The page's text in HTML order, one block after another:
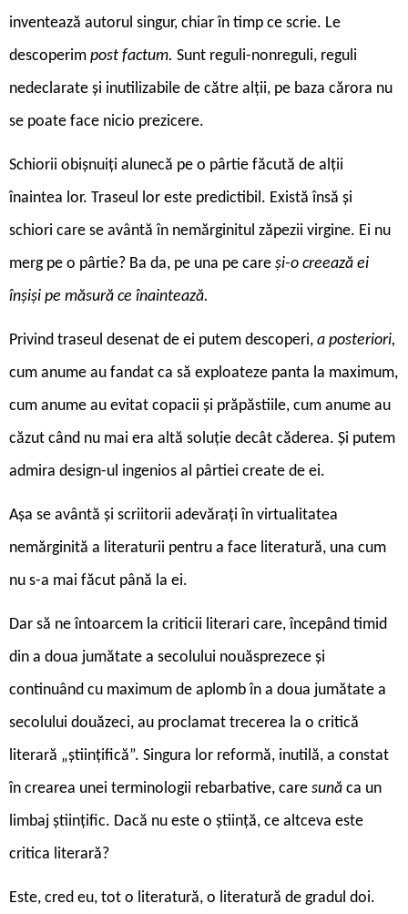
inventează autorul singur, chiar în timp ce scrie. Le
descoperim post factum. Sunt reguli-nonreguli, reguli
nedeclarate și inutilizabile de către alții, pe baza cărora nu
se poate face nicio prezicere.
Schiorii obișnuiți alunecă pe o pârtie făcută de alții
înaintea lor. Traseul lor este predictibil. Există însă și
schiori care se avântă în nemărginitul zăpezii virgine. Ei nu
merg pe o pârtie? Ba da, pe una pe care și-o creează ei
înșiși pe măsură ce înaintează.
Privind traseul desenat de ei putem descoperi, a posteriori,
cum anume au fandat ca să exploateze panta la maximum,
cum anume au evitat copacii și prăpăstiile, cum anume au
căzut când nu mai era altă soluție decât căderea. Și putem
admira design-ul ingenios al pârtiei create de ei.
Așa se avântă și scriitorii adevărați în virtualitatea
nemărginită a literaturii pentru a face literatură, una cum
nu s-a mai făcut până la ei.
Dar să ne întoarcem la criticii literari care, începând timid
din a doua jumătate a secolului nouăsprezece și
continuând cu maximum de aplomb în a doua jumătate a
secolului douăzeci, au proclamat trecerea la o critică
literară „științifică”. Singura lor reformă, inutilă, a constat
în crearea unei terminologii rebarbative, care sună ca un
limbaj științific. Dacă nu este o știință, ce altceva este
critica literară?
Este, cred eu, tot o literatură, o literatură de gradul doi.